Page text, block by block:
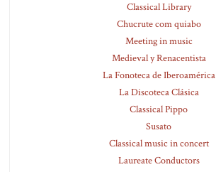
Classical Library
Chucrute com quiabo
Meeting in music
Medieval y Renacentista
La Fonoteca de Iberoamérica
La Discoteca Clásica
Classical Pippo
Susato
Classical music in concert
Laureate Conductors